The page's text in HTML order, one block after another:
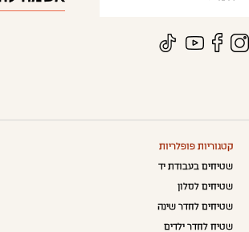
קטגוריות פופלריות
שטיחים בעבודת יד
שטיחים לסלון
שטיחים לחדר שינה
שטיח לחדר ילדים